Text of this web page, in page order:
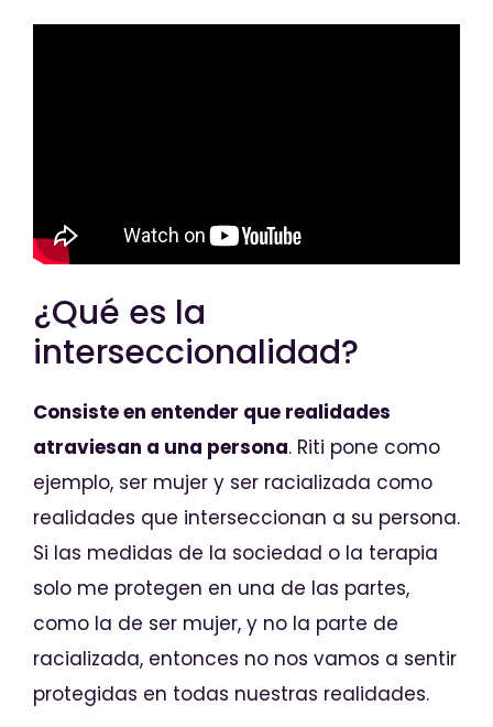
¿Qué es la
interseccionalidad?
Consiste en entender que realidades
atraviesan a una persona. Riti pone como
ejemplo, ser mujer y ser racializada como
realidades que interseccionan a su persona.
Si las medidas de la sociedad o la terapia
solo me protegen en una de las partes,
como la de ser mujer, y no la parte de
racializada, entonces no nos vamos a sentir
protegidas en todas nuestras realidades.